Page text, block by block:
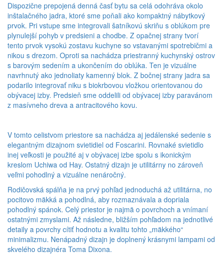
Dispozične prepojená denná časť bytu sa celá odohráva okolo
inštalačného jadra, ktoré sme poňali ako kompaktný nábytkový
prvok. Pri vstupe sme integrovali šatníkovú skriňu s oblúkom pre
plynulejší pohyb v predsieni a chodbe. Z opačnej strany tvorí
tento prvok vysokú zostavu kuchyne so vstavanými spotrebičmi a
nikou s drezom. Oproti sa nachádza priestranný kuchynský ostrov
s barovým sedením a ukončením do oblúka. Ten je vizuálne
navrhnutý ako jednoliaty kamenný blok. Z bočnej strany jadra sa
podarilo integrovať niku s biokrbovou vložkou orientovanou do
obývacej izby. Predsieň sme oddelili od obývacej izby paravánom
z masívneho dreva a antracitového kovu.
V tomto celistvom priestore sa nachádza aj jedálenské sedenie s
elegantným dizajnom svietidiel od Foscarini. Rovnaké svietidlo
inej veľkosti je použité aj v obývacej izbe spolu s ikonickým
kreslom Uchiwa od Hay. Ostatný dizajn je utilitárny no zároveň
veľmi pohodlný a vizuálne nenáročný.
Rodičovská spálňa je na prvý pohľad jednoduchá až utilitárna, no
pocitovo mäkká a pohodlná, aby rozmaznávala a dopriala
pohodlný spánok. Celý priestor je najmä o povrchoch a vnímaní
ostatnými zmyslami. Až následne, bližším pohľadom na jednotlivé
detaily a povrchy cítiť hodnotu a kvalitu tohto „mäkkého“
minimalizmu. Nenápadný dizajn je doplnený krásnymi lampami od
skvelého dizajnéra Toma Dixona.